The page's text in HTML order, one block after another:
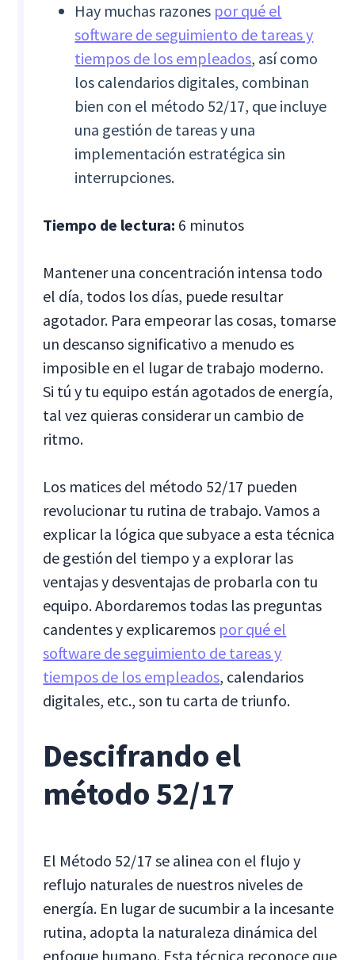
Hay muchas razones por qué el
software de seguimiento de tareas y
tiempos de los empleados, así como
los calendarios digitales, combinan
bien con el método 52/17, que incluye
una gestión de tareas y una
implementación estratégica sin
interrupciones.
Tiempo de lectura: 6 minutos
Mantener una concentración intensa todo
el día, todos los días, puede resultar
agotador. Para empeorar las cosas, tomarse
un descanso significativo a menudo es
imposible en el lugar de trabajo moderno.
Si tú y tu equipo están agotados de energía,
tal vez quieras considerar un cambio de
ritmo.
Los matices del método 52/17 pueden
revolucionar tu rutina de trabajo. Vamos a
explicar la lógica que subyace a esta técnica
de gestión del tiempo y a explorar las
ventajas y desventajas de probarla con tu
equipo. Abordaremos todas las preguntas
candentes y explicaremos por qué el
software de seguimiento de tareas y
tiempos de los empleados, calendarios
digitales, etc., son tu carta de triunfo.
Descifrando el
método 52/17
El Método 52/17 se alinea con el flujo y
reflujo naturales de nuestros niveles de
energía. En lugar de sucumbir a la incesante
rutina, adopta la naturaleza dinámica del
enfoque humano. Esta técnica reconoce que